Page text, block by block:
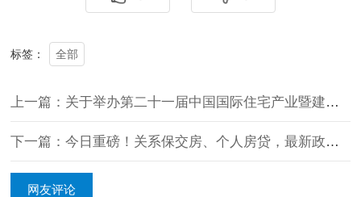
标签： 全部
上一篇：关于举办第二十一届中国国际住宅产业暨建筑 工业化产品与设备博览会的通知
下一篇：今日重磅！关系保交房、个人房贷，最新政策要点汇总→
网友评论